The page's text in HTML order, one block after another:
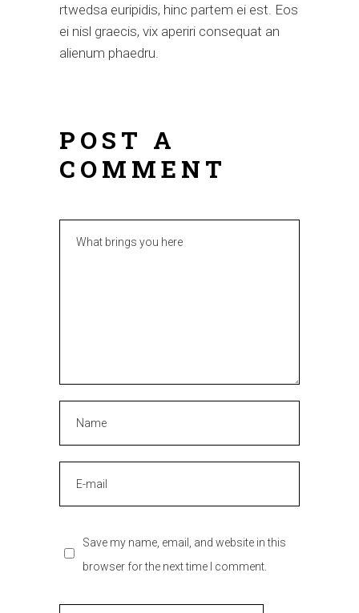
rtwedsa euripidis, hinc partem ei est. Eos
ei nisl graecis, vix aperiri consequat an
alienum phaedru.
POST A
COMMENT
Save my name, email, and website in this
browser for the next time I comment.